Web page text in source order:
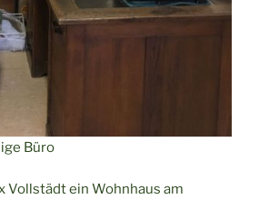
Büro
Vollstädt ein Wohnhaus am